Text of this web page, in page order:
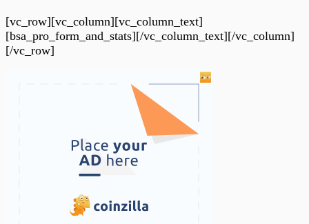
[vc_row][vc_column][vc_column_text]
[bsa_pro_form_and_stats][/vc_column_text][/vc_column]
[/vc_row]